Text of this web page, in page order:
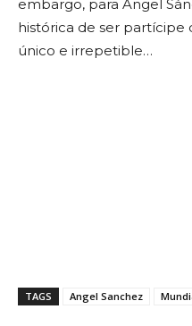
embargo, para Ángel
histórica de ser partícipe
único e irrepetible…
TAGS Angel Sanchez